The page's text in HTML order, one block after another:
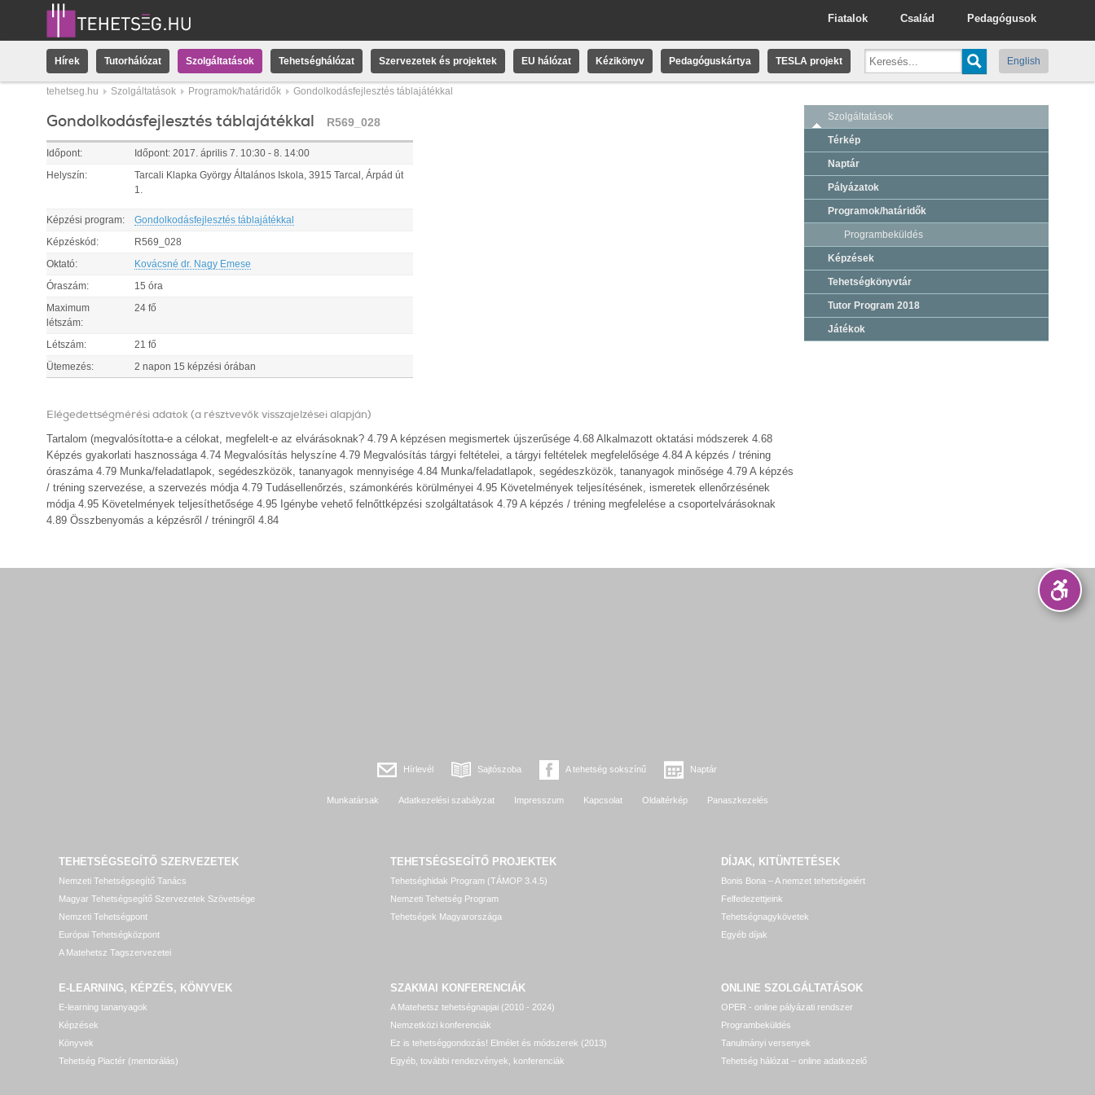
Pedagógusok
Család
Fiatalok
Hírek Tutorhálózat Szolgáltatások Tehetséghálózat Szervezetek és projektek EU hálózat Kézikönyv Pedagóguskártya TESLA projekt English
tehetseg.hu Szolgáltatások Programok/határidők Gondolkodásfejlesztés táblajátékkal
Gondolkodásfejlesztés táblajátékkal R569_028
Időpont: Időpont: 2017. április 7 10:30 - 8 14:00
Helyszín:
Tarcali Klapka György Általános Iskola, 3915 Tarcal, Árpád út
1.
Képzési program: Gondolkodásfejlesztés táblajátékkal
Képzéskód: R569_028
Oktató: Kovácsné dr. Nagy Emese
Óraszám: 15 óra
Maximum
létszám:
24 fő
Létszám: 21 fő
Ütemezés: 2 napon 15 képzési órában
Elégedettségmérési adatok (a résztvevők visszajelzései alapján)
Tartalom (megvalósította-e a célokat, megfelelt-e az elvárásoknak? 4.79 A képzésen megismertek újszerűsége 4.68 Alkalmazott oktatási módszerek 4.68
Képzés gyakorlati hasznossága 4.74 Megvalósítás helyszíne 4.79 Megvalósítás tárgyi feltételei, a tárgyi feltételek megfelelősége 4.84 A képzés / tréning
óraszáma 4.79 Munka/feladatlapok, segédeszközök, tananyagok mennyisége 4.84 Munka/feladatlapok, segédeszközök, tananyagok minősége 4.79 A képzés
/ tréning szervezése, a szervezés módja 4.79 Tudásellenőrzés, számonkérés körülményei 4.95 Követelmények teljesítésének, ismeretek ellenőrzésének
módja 4.95 Követelmények teljesíthetősége 4.95 Igénybe vehető felnőttképzési szolgáltatások 4.79 A képzés / tréning megfelelése a csoportelvárásoknak
4.89 Összbenyomás a képzésről / tréningről 4.84
Szolgáltatások
Térkép
Naptár
Pályázatok
Programok/határidők
Programbeküldés
Képzések
Tehetségkönyvtár
Tutor Program 2018
Játékok
Hírlevél Sajtószoba A tehetség sokszínű Naptár
Munkatársak Adatkezelési szabályzat Impresszum Kapcsolat Oldaltérkép Panaszkezelés
TEHETSÉGSEGÍTŐ SZERVEZETEK
Nemzeti Tehetségsegítő Tanács
Magyar Tehetségsegítő Szervezetek Szövetsége
Nemzeti Tehetségpont
Európai Tehetségközpont
A Matehetsz Tagszervezetei
TEHETSÉGSEGÍTŐ PROJEKTEK
Tehetséghidak Program (TÁMOP 3.4.5)
Nemzeti Tehetség Program
Tehetségek Magyarországa
DÍJAK, KITÜNTETÉSEK
Bonis Bona – A nemzet tehetségeiért
Felfedezettjeink
Tehetségnagykövetek
Egyéb díjak
E-LEARNING, KÉPZÉS, KÖNYVEK
E-learning tananyagok
Képzések
Könyvek
Tehetség Piactér (mentorálás)
SZAKMAI KONFERENCIÁK
A Matehetsz tehetségnapjai (2010 - 2024)
Nemzetközi konferenciák
Ez is tehetséggondozás! Elmélet és módszerek (2013)
Egyéb, további rendezvények, konferenciák
ONLINE SZOLGÁLTATÁSOK
OPER - online pályázati rendszer
Programbeküldés
Tanulmányi versenyek
Tehetség hálózat – online adatkezelő